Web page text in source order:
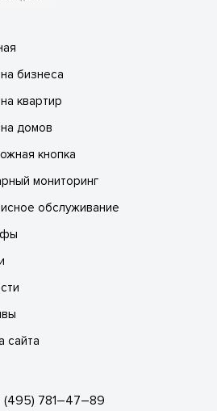
бизнеса
квартир
домов
кнопка
мониторинг
обслуживание
сайта
(495) 781–47–89